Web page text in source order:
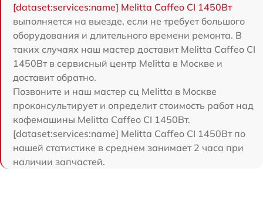
[dataset:services:name] Melitta Caffeo CI 1450Вт
выполняется на выезде, если не требует большого
оборудования и длительного времени ремонта. В
таких случаях наш мастер доставит Melitta Caffeo CI
1450Вт в сервисный центр Melitta в Москве и
доставит обратно.
Позвоните и наш мастер сц Melitta в Москве
проконсультирует и определит стоимость работ над
кофемашины Melitta Caffeo CI 1450Вт.
[dataset:services:name] Melitta Caffeo CI 1450Вт по
нашей статистике в среднем занимает 2 часа при
наличии запчастей.